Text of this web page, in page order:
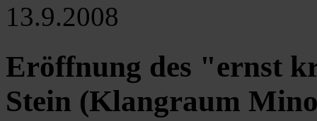
13.9.2008
Eröffnung des "ernst
Stein (Klangraum